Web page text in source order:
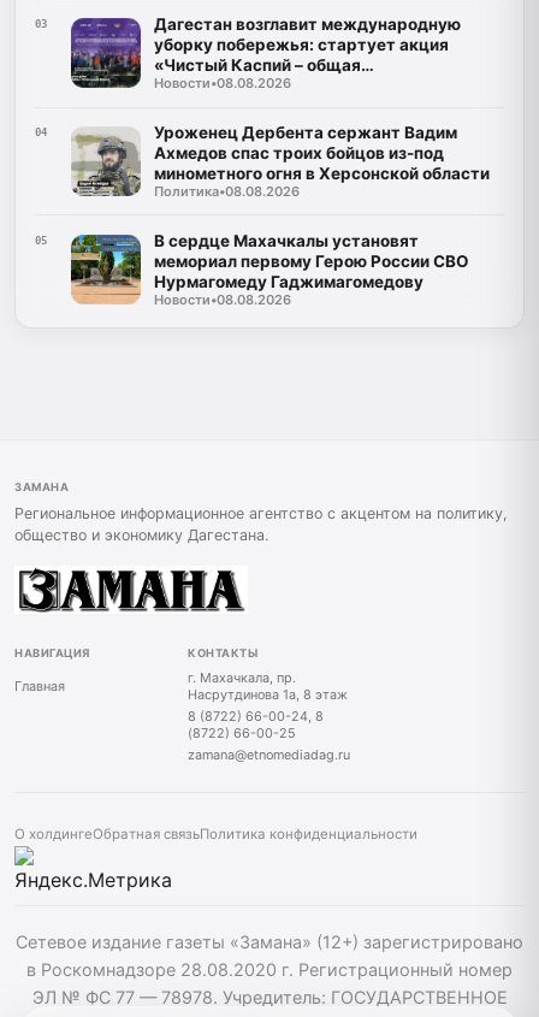
03
Дагестан возглавит международную
уборку побережья: стартует акция
«Чистый Каспий – общая
ответственность»
Новости•08.08.2026
04
Уроженец Дербента сержант Вадим
Ахмедов спас троих бойцов из-под
минометного огня в Херсонской области
Политика•08.08.2026
05
В сердце Махачкалы установят
мемориал первому Герою России СВО
Нурмагомеду Гаджимагомедову
Новости•08.08.2026
ЗАМАНА
Региональное информационное агентство с акцентом на политику,
общество и экономику Дагестана.
НАВИГАЦИЯ
Главная
КОНТАКТЫ
г. Махачкала, пр.
Насрутдинова 1а, 8 этаж
8 (8722) 66-00-24, 8
(8722) 66-00-25
zamana@etnomediadag.ru
О холдингеОбратная связьПолитика конфиденциальности
Сетевое издание газеты «Замана» (12+) зарегистрировано
в Роскомнадзоре 28.08.2020 г. Регистрационный номер
ЭЛ № ФС 77 — 78978. Учредитель: ГОСУДАРСТВЕННОЕ